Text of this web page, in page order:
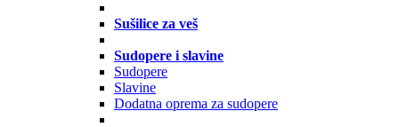
Sušilice za veš
Sudopere i slavine
Sudopere
Slavine
Dodatna oprema za sudopere